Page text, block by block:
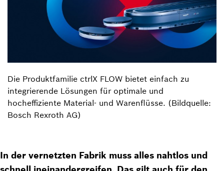
Die Produktfamilie ctrlX FLOW bietet einfach zu
integrierende Lösungen für optimale und
hocheffiziente Material- und Warenflüsse. (Bildquelle:
Bosch Rexroth AG)
In der vernetzten Fabrik muss alles nahtlos und